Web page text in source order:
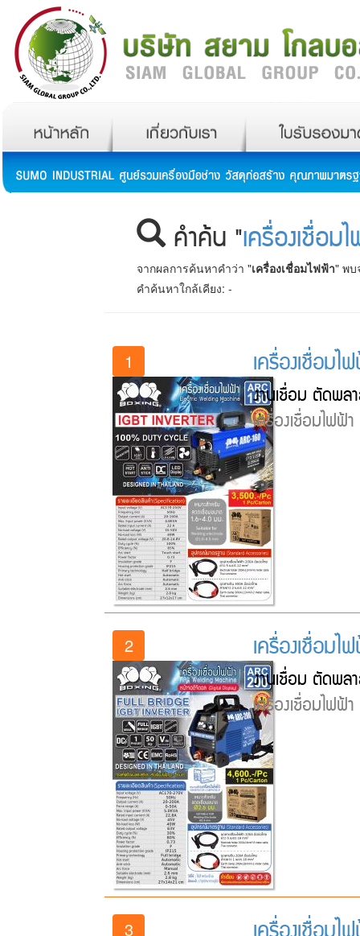
คำค้น "เครื่องเชื่อม
จากผลการค้นหาคำว่า "เครื่องเชื่อมไฟฟ้า" พบ
คำค้นหาใกล้เคียง: -
1 เครื่องเชื่อม
งานเชื่อม ตัดพล
เครื่องเชื่อมไฟฟ้
2 เครื่องเชื่อม
งานเชื่อม ตัดพล
เครื่องเชื่อมไฟฟ้
3